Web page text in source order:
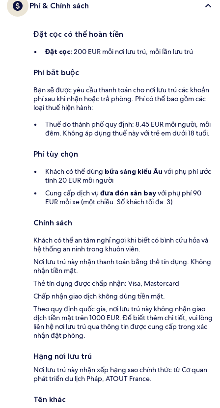
Phí & Chính sách
Đặt cọc có thể hoàn tiền
Đặt cọc: 200 EUR mỗi nơi lưu trú, mỗi lần lưu trú
Phí bắt buộc
Bạn sẽ được yêu cầu thanh toán cho nơi lưu trú các khoản
phí sau khi nhận hoặc trả phòng. Phí có thể bao gồm các
loại thuế hiện hành:
Thuế do thành phố quy định: 8.45 EUR mỗi người, mỗi
đêm. Không áp dụng thuế này với trẻ em dưới 18 tuổi.
Phí tùy chọn
Khách có thể dùng bữa sáng kiểu Âu với phụ phí ước
tính 20 EUR mỗi người
Cung cấp dịch vụ đưa đón sân bayvới phụ phí 90
EUR mỗi xe (một chiều. Số khách tối đa: 3)
Chính sách
Khách có thể an tâm nghỉ ngơi khi biết có bình cứu hỏa và
hệ thống an ninh trong khuôn viên.
Nơi lưu trú này nhận thanh toán bằng thẻ tín dụng. Không
nhận tiền mặt.
Thẻ tín dụng được chấp nhận: Visa, Mastercard
Chấp nhận giao dịch không dùng tiền mặt.
Theo quy định quốc gia, nơi lưu trú này không nhận giao
dịch tiền mặt trên 1000 EUR. Để biết thêm chi tiết, vui lòng
liên hệ nơi lưu trú qua thông tin được cung cấp trong xác
nhận đặt phòng.
Hạng nơi lưu trú
Nơi lưu trú này nhận xếp hạng sao chính thức từ Cơ quan
phát triển du lịch Pháp, ATOUT France.
Tên khác